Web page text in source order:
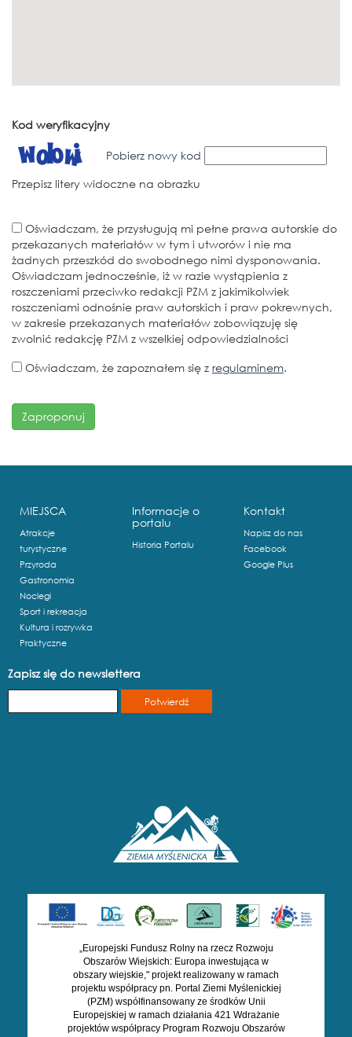
Kod weryfikacyjny
Pobierz nowy kod
Przepisz litery widoczne na obrazku
Oświadczam, że przysługują mi pełne prawa autorskie do
przekazanych materiałów w tym i utworów i nie ma
żadnych przeszkód do swobodnego nimi dysponowania.
Oświadczam jednocześnie, iż w razie wystąpienia z
roszczeniami przeciwko redakcji PZM z jakimikolwiek
roszczeniami odnośnie praw autorskich i praw pokrewnych,
w zakresie przekazanych materiałów zobowiązuję się
zwolnić redakcję PZM z wszelkiej odpowiedzialności
Oświadczam, że zapoznałem się z regulaminem.
MIEJSCA
Atrakcje
turystyczne
Przyroda
Gastronomia
Noclegi
Sport i rekreacja
Kultura i rozrywka
Praktyczne
Informacje o
portalu
Historia Portalu
Kontakt
Napisz do nas
Facebook
Google Plus
Zapisz się do newslettera
„Europejski Fundusz Rolny na rzecz Rozwoju
Obszarów Wiejskich: Europa inwestująca w
obszary wiejskie," projekt realizowany w ramach
projektu współpracy pn. Portal Ziemi Myślenickiej
(PZM) współfinansowany ze środków Unii
Europejskiej w ramach działania 421 Wdrażanie
projektów współpracy Program Rozwoju Obszarów